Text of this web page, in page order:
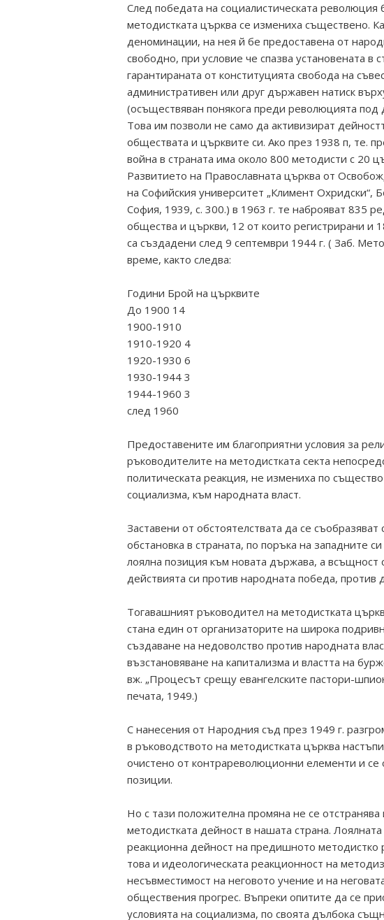
След победата на социалистическата революция
методистката църква се измениха съществено.
деноминации, на нея й бе предоставена от
свободно, при условие че спазва установената в
гарантираната от конституцията свобода на
административен или друг държавен натиск
(осъществяван понякога преди революцията под
Това им позволи не само да активизират
обществата и църквите си. Ако през 1938 п, те.
война в страната има около 800 методисти с 20
Развитието на Православната църква от
на Софийския университет „Климент Охридски“,
София, 1939, с. 300.) в 1963 г. те наброяват 835
общества и църкви, 12 от които регистрирани и
са създадени след 9 септември 1944 г. ( Заб.
време, както следва:
Години Брой на църквите
До 1900 14
1900-1910
1910-1920 4
1920-1930 6
1930-1944 3
1944-1960 3
след 1960
Предоставените им благоприятни условия за
ръководителите на методистката секта
политическата реакция, не измениха по
социализма, към народната власт.
Заставени от обстоятелствата да се
обстановка в страната, по поръка на западните
лоялна позиция към новата държава, а всъщност
действията си против народната победа, против
Тогавашният ръководител на методистката
стана един от организаторите на широка
създаване на недоволство против народната
възстановяване на капитализма и властта на
вж. „Процесът срещу евангелските пастори-
печата, 1949.)
С нанесения от Народния съд през 1949 г.
в ръководството на методистката църква
очистено от контрареволюционни елементи и
позиции.
Но с тази положителна промяна не се
методистката дейност в нашата страна.
реакционна дейност на предишното методистко
това и идеологическата реакционност на
несъвместимост на неговото учение и на
обществения прогрес. Въпреки опитите да се
условията на социализма, по своята дълбока